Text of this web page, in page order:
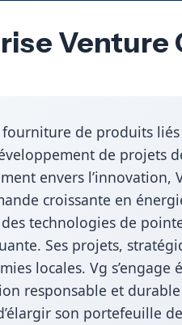
Venture
de produits
de projets
envers
croissante en
technologies de
Ses projets,
locales. Vg
responsable et
son portefeuille